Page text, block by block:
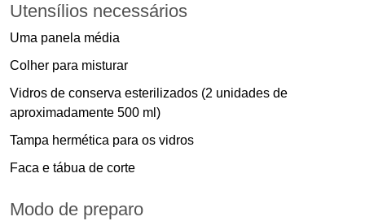
Utensílios necessários
Uma panela média
Colher para misturar
Vidros de conserva esterilizados (2 unidades de
aproximadamente 500 ml)
Tampa hermética para os vidros
Faca e tábua de corte
Modo de preparo